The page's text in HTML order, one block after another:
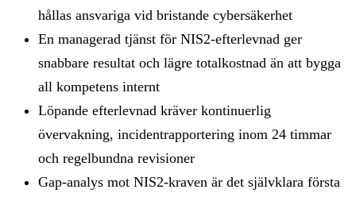
hållas ansvariga vid bristande cybersäkerhet
En managerad tjänst för NIS2-efterlevnad ger
snabbare resultat och lägre totalkostnad än att bygga
all kompetens internt
Löpande efterlevnad kräver kontinuerlig
övervakning, incidentrapportering inom 24 timmar
och regelbundna revisioner
Gap-analys mot NIS2-kraven är det självklara första